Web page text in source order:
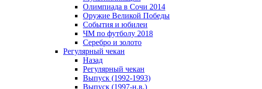
Олимпиада в Сочи 2014
Оружие Великой Победы
События и юбилеи
ЧМ по футболу 2018
Серебро и золото
Регулярный чекан
Назад
Регулярный чекан
Выпуск (1992-1993)
Выпуск (1997-н.в.)